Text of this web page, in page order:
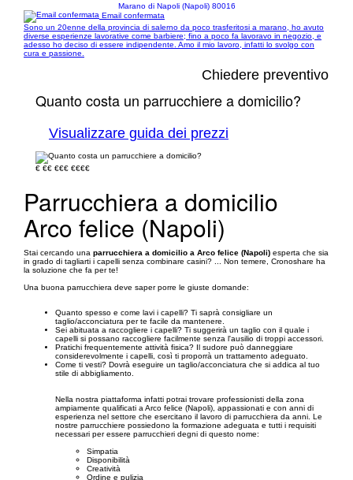
Marano di Napoli (Napoli) 80016
Email confermata
Sono un 20enne della provincia di salerno da poco trasferitosi a marano, ho avuto
diverse esperienze lavorative come barbiere; fino a poco fa lavoravo in negozio, e
adesso ho deciso di essere indipendente. Amo il mio lavoro, infatti lo svolgo con
cura e passione.
Chiedere preventivo
Quanto costa un parrucchiere a domicilio?
Visualizzare guida dei prezzi
€ €€ €€€ €€€€
Parrucchiera a domicilio
Arco felice (Napoli)
Stai cercando una parrucchiera a domicilio a Arco felice (Napoli) esperta che sia
in grado di tagliarti i capelli senza combinare casini? ... Non temere, Cronoshare ha
la soluzione che fa per te!
Una buona parrucchiera deve saper porre le giuste domande:
Quanto spesso e come lavi i capelli? Ti saprà consigliare un
taglio/acconciatura per te facile da mantenere.
Sei abituata a raccogliere i capelli? Ti suggerirà un taglio con il quale i
capelli si possano raccogliere facilmente senza l'ausilio di troppi accessori.
Pratichi frequentemente attività fisica? Il sudore può danneggiare
considerevolmente i capelli, così ti proporrà un trattamento adeguato.
Come ti vesti? Dovrà eseguire un taglio/acconciatura che si addica al tuo
stile di abbigliamento.
Nella nostra piattaforma infatti potrai trovare professionisti della zona
ampiamente qualificati a Arco felice (Napoli), appassionati e con anni di
esperienza nel settore che esercitano il lavoro di parrucchiera da anni. Le
nostre parrucchiere possiedono la formazione adeguata e tutti i requisiti
necessari per essere parrucchieri degni di questo nome:
Simpatia
Disponibilità
Creatività
Ordine e pulizia